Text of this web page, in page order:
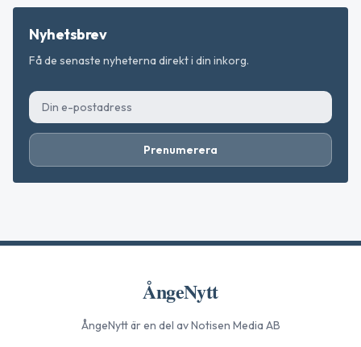
Nyhetsbrev
Få de senaste nyheterna direkt i din inkorg.
Prenumerera
ÅngeNytt
ÅngeNyttär en del av Notisen Media AB